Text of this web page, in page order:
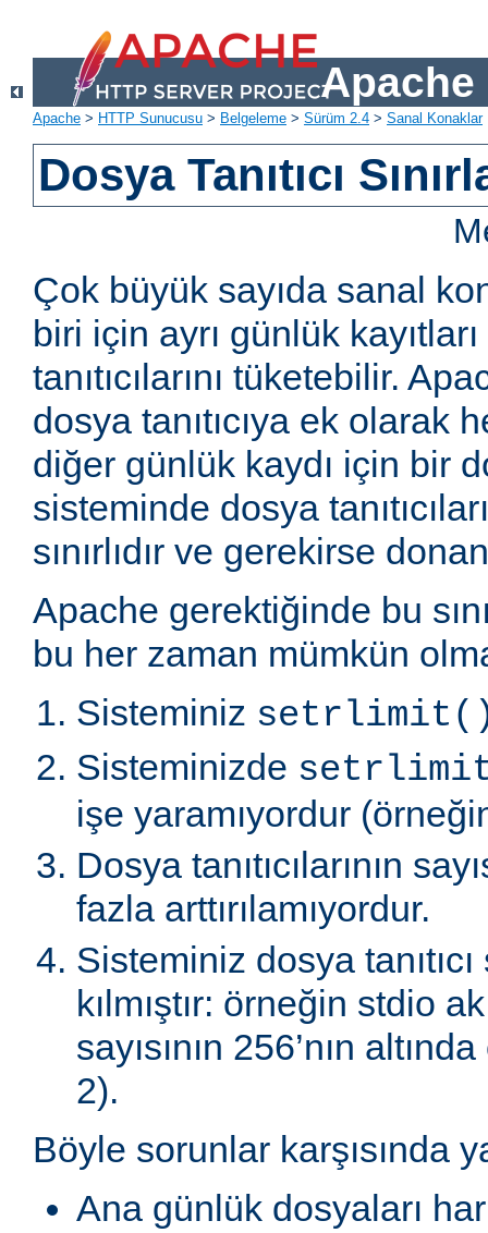
Apache
Apache > HTTP Sunucusu > Belgeleme > Sürüm 2.4 > Sanal Konaklar
Dosya Tanıtıcı
Çok büyük sayıda sanal
biri için ayrı günlük
tanıtıcılarını tüketebilir.
dosya tanıtıcıya ek olarak
diğer günlük kaydı için bir
sisteminde dosya
sınırlıdır ve gerekirse
Apache gerektiğinde bu
bu her zaman mümkün
Sisteminiz
Sisteminizde
işe yaramıyordur
Dosya tanıtıcılarının
fazla arttırılamıyordur.
Sisteminiz dosya tanıtıcı
kılmıştır: örneğin stdio
sayısının 256’nın
2).
Böyle sorunlar karşısında
Ana günlük dosyaları